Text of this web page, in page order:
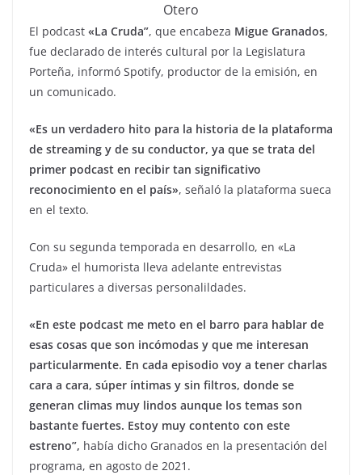
Otero
El podcast «La Cruda”, que encabeza Migue Granados,
fue declarado de interés cultural por la Legislatura
Porteña, informó Spotify, productor de la emisión, en
un comunicado.
«Es un verdadero hito para la historia de la plataforma
de streaming y de su conductor, ya que se trata del
primer podcast en recibir tan significativo
reconocimiento en el país», señaló la plataforma sueca
en el texto.
Con su segunda temporada en desarrollo, en «La
Cruda» el humorista lleva adelante entrevistas
particulares a diversas personalildades.
«En este podcast me meto en el barro para hablar de
esas cosas que son incómodas y que me interesan
particularmente. En cada episodio voy a tener charlas
cara a cara, súper íntimas y sin filtros, donde se
generan climas muy lindos aunque los temas son
bastante fuertes. Estoy muy contento con este
estreno”, había dicho Granados en la presentación del
programa, en agosto de 2021.